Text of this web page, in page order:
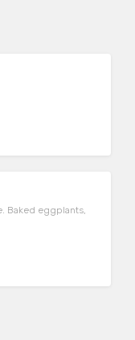
Baked eggplants,